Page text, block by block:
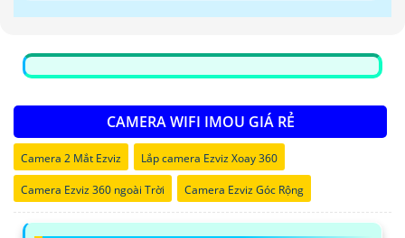
CAMERA WIFI IMOU GIÁ RẺ
Camera 2 Mắt Ezviz Lắp camera Ezviz Xoay 360
Camera Ezviz 360 ngoài Trời Camera Ezviz Góc Rộng